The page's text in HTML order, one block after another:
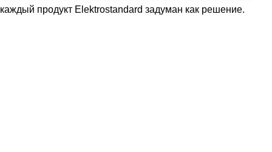
каждый продукт Elektrostandard задуман как решение.